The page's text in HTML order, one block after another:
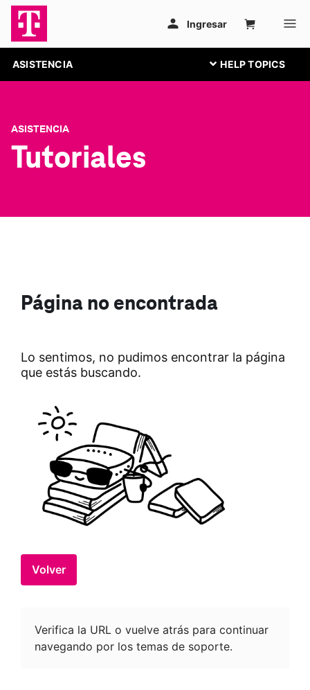
ASISTENCIA
ASISTENCIA
Tutoriales